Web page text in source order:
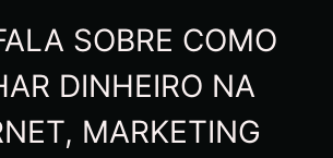
SOBRE COMO
DINHEIRO NA
MARKETING